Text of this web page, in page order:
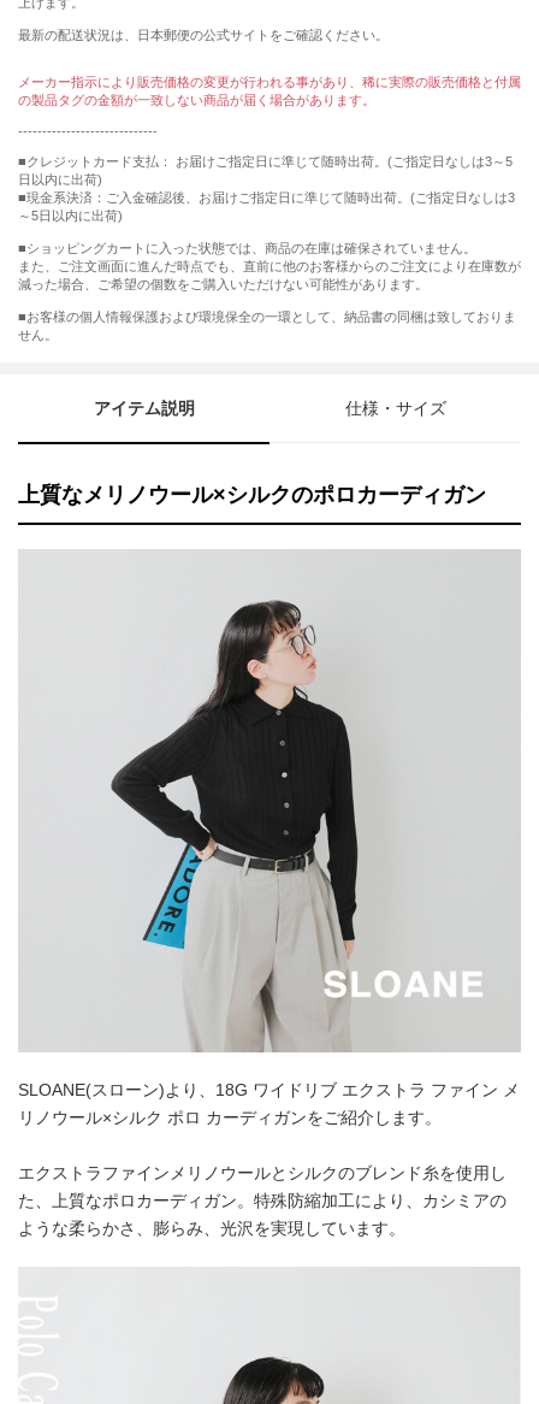
最新の配送状況は、日本郵便の公式サイトをご確認ください。
メーカー指示により販売価格の変更が行われる事があり、稀に実際の販売価格と付属
の製品タグの金額が一致しない商品が届く場合があります。
-----------------------------
■クレジットカード支払： お届けご指定日に準じて随時出荷。(ご指定日なしは3～5
日以内に出荷)
■現金系決済：ご入金確認後、お届けご指定日に準じて随時出荷。(ご指定日なしは3
～5日以内に出荷)
■ショッピングカートに入った状態では、商品の在庫は確保されていません。
また、ご注文画面に進んだ時点でも、直前に他のお客様からのご注文により在庫数が
減った場合、ご希望の個数をご購入いただけない可能性があります。
■お客様の個人情報保護および環境保全の一環として、納品書の同梱は致しておりま
せん。
アイテム説明 仕様・サイズ
上質なメリノウール×シルクのポロカーディガン
SLOANE(スローン)より、18G ワイドリブ エクストラ ファイン メ
リノウール×シルク ポロ カーディガンをご紹介します。
エクストラファインメリノウールとシルクのブレンド糸を使用し
た、上質なポロカーディガン。特殊防縮加工により、カシミアの
ような柔らかさ、膨らみ、光沢を実現しています。